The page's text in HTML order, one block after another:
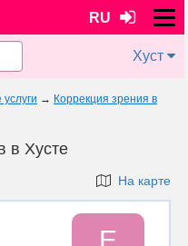
RU
Хуст
→ Коррекция зрения в
в Хусте
На карте